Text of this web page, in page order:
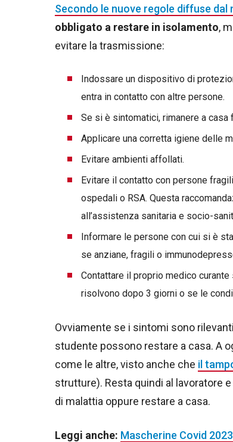
Secondo le nuove regole diffuse dal
obbligato a restare in isolamento,
evitare la trasmissione:
Indossare un dispositivo di
entra in contatto con altre persone.
Se si è sintomatici, rimanere a casa
Applicare una corretta igiene delle
Evitare ambienti affollati.
Evitare il contatto con persone
ospedali o RSA. Questa
all’assistenza sanitaria e socio-
Informare le persone con cui si è
se anziane, fragili o
Contattare il proprio medico
risolvono dopo 3 giorni o se le
Ovviamente se i sintomi sono
studente possono restare a casa. A
come le altre, visto anche che il
strutture). Resta quindi al lavoratore
di malattia oppure restare a casa.
Leggi anche: Mascherine Covid